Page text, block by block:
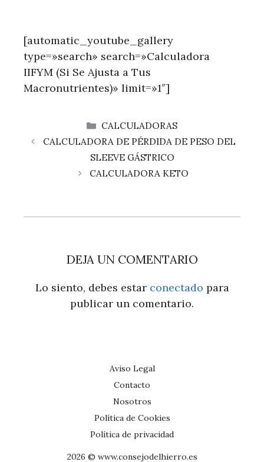
[automatic_youtube_gallery
type=»search» search=»Calculadora
IIFYM (Si Se Ajusta a Tus
Macronutrientes)» limit=»1″]
CATEGORÍAS
CALCULADORAS
CALCULADORA DE PÉRDIDA DE PESO DEL
SLEEVE GÁSTRICO
CALCULADORA KETO
DEJA UN COMENTARIO
Lo siento, debes estar conectado para
publicar un comentario.
Aviso Legal
Contacto
Nosotros
Política de Cookies
Política de privacidad
2026 © www.consejodelhierro.es